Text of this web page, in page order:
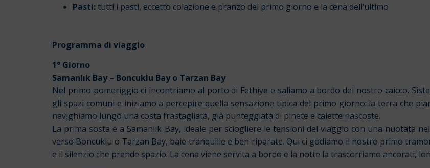
Pasti:tutti i pasti, eccetto colazione e pranzo del primo giorno e la cena dell’ultimo
Programma di viaggio
1° Giorno
Samanlık Bay – Boncuklu Bay o Tarzan Bay
Nel primo pomeriggio ci incontriamo al porto di Fethiye e saliamo a bordo del nostro caicco.
gli spazi comuni e iniziamo a percepire quella sensazione tipica del primo giorno: la terra che
navighiamo lungo una costa frastagliata, già punteggiata di pinete e calette nascoste.
La prima sosta è a Samanlık Bay, ideale per sciogliere le tensioni del viaggio con una nuotata
verso Boncuklu o Tarzan Bay, baie tranquille e ben riparate. Qui ci godiamo il nostro primo
e il silenzio che prende spazio. La cena viene servita a bordo e la notte la trascorriamo ancorati,